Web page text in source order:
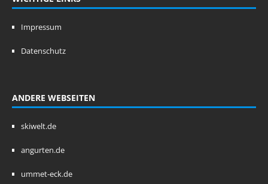
Impressum
Datenschutz
ANDERE WEBSEITEN
skiwelt.de
angurten.de
ummet-eck.de